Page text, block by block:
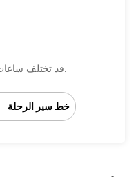
قد تختلف ساعات العمل هذه بسبب العطلات الرسمية.
خط سير الرحلة